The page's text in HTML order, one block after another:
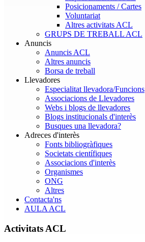
Posicionaments / Cartes
Voluntariat
Altres activitats ACL
GRUPS DE TREBALL ACL
Anuncis
Anuncis ACL
Altres anuncis
Borsa de treball
Llevadores
Especialitat llevadora/Funcions
Associacions de Llevadores
Webs i blogs de llevadores
Blogs institucionals d'interès
Busques una llevadora?
Adreces d'interès
Fonts bibliogràfiques
Societats científiques
Associacions d'interès
Organismes
ONG
Altres
Contacta'ns
AULA ACL
Activitats ACL